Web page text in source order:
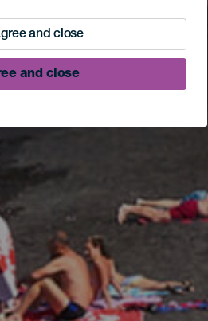
and close
and close